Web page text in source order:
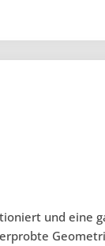
und eine